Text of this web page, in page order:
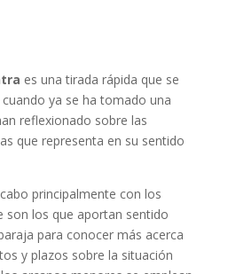
es una tirada rápida que se
ya se ha tomado una
reflexionado sobre las
que representa en su sentido
principalmente con los
son los que aportan sentido
para conocer más acerca
y plazos sobre la situación